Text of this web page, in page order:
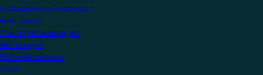
Professionelle Ressourcen
Referenzen
Alle Projekte anzeigen
Wohnungen
Einfamilienhäuser
Villen